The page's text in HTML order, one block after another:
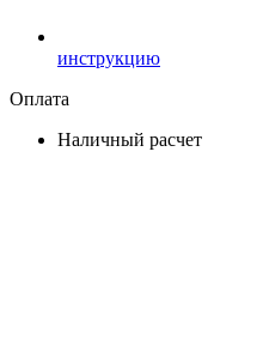
инструкцию
Оплата
Наличный расчет